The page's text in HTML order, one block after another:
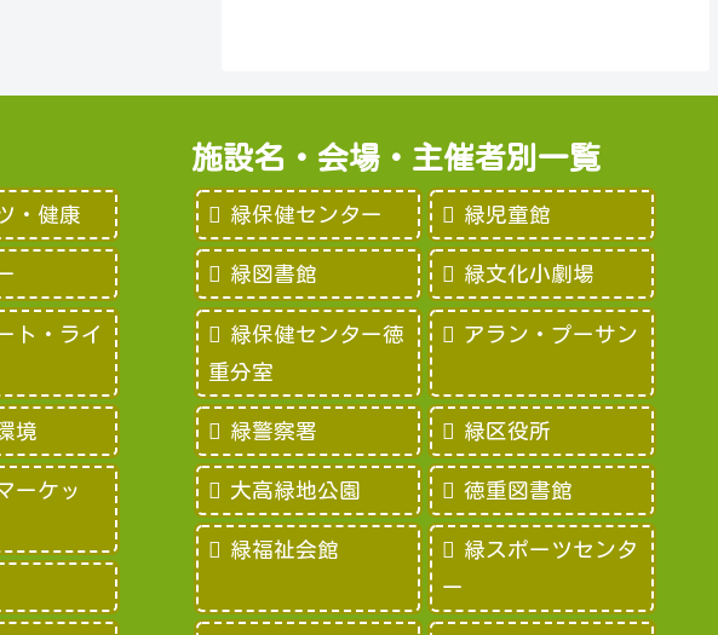
・健康
ト・ライ
境
ーケッ
施設名・会場・主催者別一覧
緑保健センター 緑児童館
緑図書館 緑文化小劇場
緑保健センター徳
重分室
アラン・プーサン
緑警察署 緑区役所
大高緑地公園 徳重図書館
緑福祉会館
緑スポーツセンタ
ー